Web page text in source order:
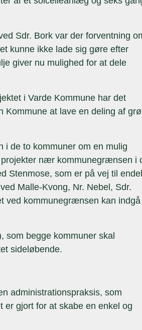
Sdr. Bork var der forventning
kunne ikke lade sig gøre efter
giver nu mulighed for at dele
i Varde Kommune har det
at lave en deling af
i de to kommuner om en mulig
nær kommunegrænsen i
Stenmose, som er på vej til
Malle-Kvong, Nr. Nebel, Sdr.
ved kommunegrænsen kan
som begge kommuner skal
sideløbende.
administrationspraksis, som
er gjort for at skabe en enkel og